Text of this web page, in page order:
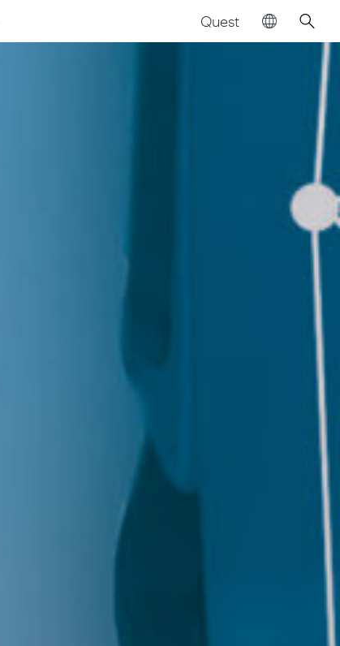
Quest